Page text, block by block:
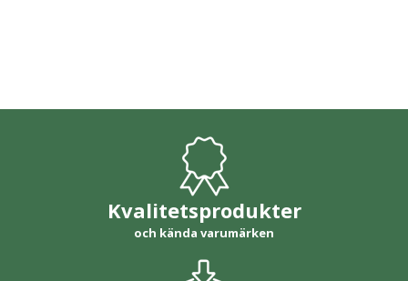
Kvalitetsprodukter
och kända varumärken